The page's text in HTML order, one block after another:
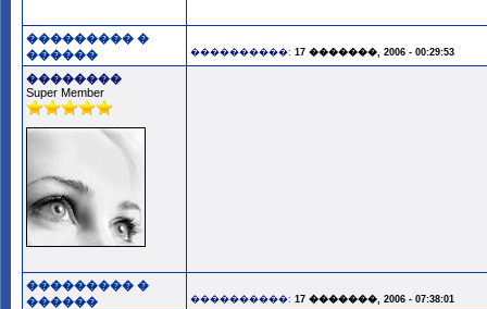
��������� �
������
����������: 17 �������, 2006 - 00:29:53
��������
Super Member
��������� �
������
����������: 17 �������, 2006 - 07:38:01